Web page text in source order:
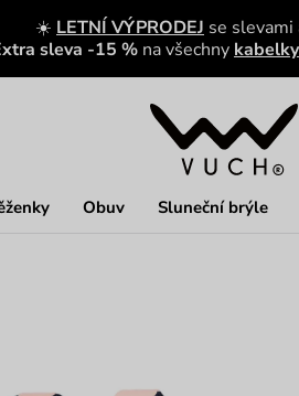
☀️ LETNÍ VÝPRODEJ se slevami
sleva -15 % na všechny kabelky
Obuv Sluneční brýle